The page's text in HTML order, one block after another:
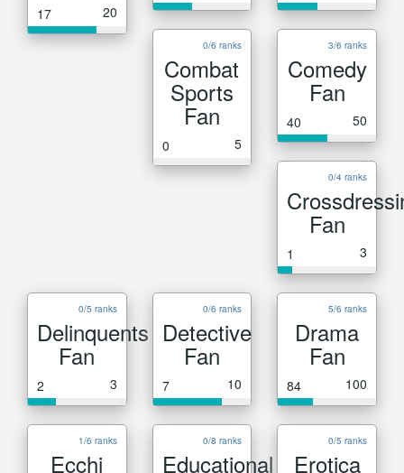
17 20
0/6 ranks
Combat
Sports
Fan
0 5
3/6 ranks
Comedy
Fan
40 50
0/4 ranks
Fan
1 3
0/5 ranks
Delinquents
Fan
2 3
0/6 ranks
Detective
Fan
7 10
5/6 ranks
Drama
Fan
84 100
1/6 ranks
Ecchi
0/8 ranks
Educational
0/5 ranks
Erotica